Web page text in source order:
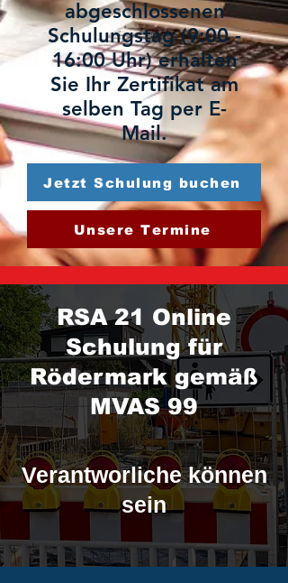
abgeschlossenen
Schulungstag (9:00 -
16:00 Uhr) erhalten
Sie Ihr Zertifikat am
selben Tag per E-
Mail.
Jetzt Schulung buchen
Unsere Termine
RSA 21 Online
Schulung für
Rödermark gemäß
MVAS 99
Verantworliche können
sein